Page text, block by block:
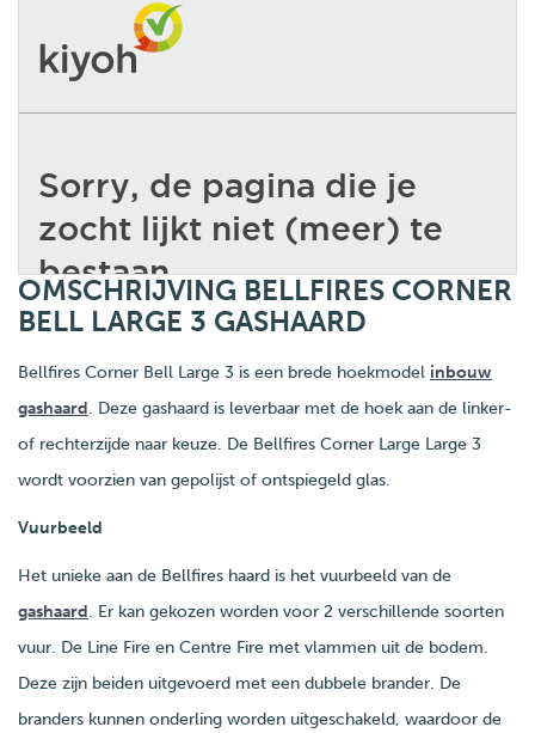
OMSCHRIJVING BELLFIRES CORNER
BELL LARGE 3 GASHAARD
Bellfires Corner Bell Large 3 is een brede hoekmodel inbouw
gashaard. Deze gashaard is leverbaar met de hoek aan de linker-
of rechterzijde naar keuze. De Bellfires Corner Large Large 3
wordt voorzien van gepolijst of ontspiegeld glas.
Vuurbeeld
Het unieke aan de Bellfires haard is het vuurbeeld van de
gashaard. Er kan gekozen worden voor 2 verschillende soorten
vuur. De Line Fire en Centre Fire met vlammen uit de bodem.
Deze zijn beiden uitgevoerd met een dubbele brander. De
branders kunnen onderling worden uitgeschakeld, waardoor de